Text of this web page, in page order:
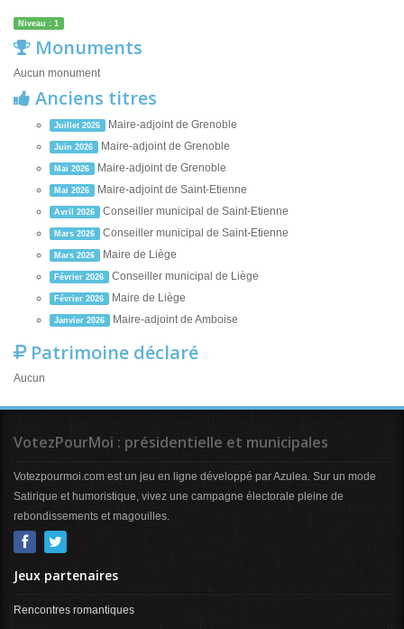
Niveau : 1
Monuments
Aucun monument
Anciens titres
Juillet 2026 Maire-adjoint de Grenoble
Juin 2026 Maire-adjoint de Grenoble
Mai 2026 Maire-adjoint de Grenoble
Mai 2026 Maire-adjoint de Saint-Etienne
Avril 2026 Conseiller municipal de Saint-Etienne
Mars 2026 Conseiller municipal de Saint-Etienne
Mars 2026 Maire de Liège
Février 2026 Conseiller municipal de Liège
Février 2026 Maire de Liège
Janvier 2026 Maire-adjoint de Amboise
Patrimoine déclaré
Aucun
VotezPourMoi : présidentielle et municipales
Votezpourmoi.com est un jeu en ligne développé par Azulea. Sur un mode
Satirique et humoristique, vivez une campagne électorale pleine de
rebondissements et magouilles.
Jeux partenaires
Rencontres romantiques